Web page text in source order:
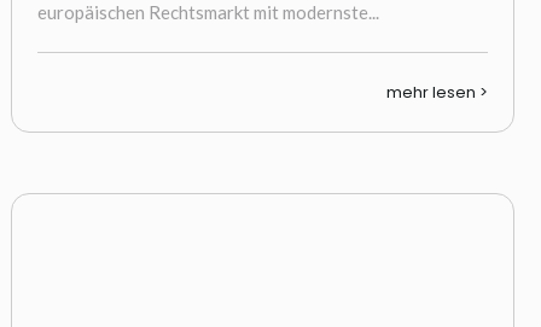
europäischen Rechtsmarkt mit modernste...
mehr lesen >